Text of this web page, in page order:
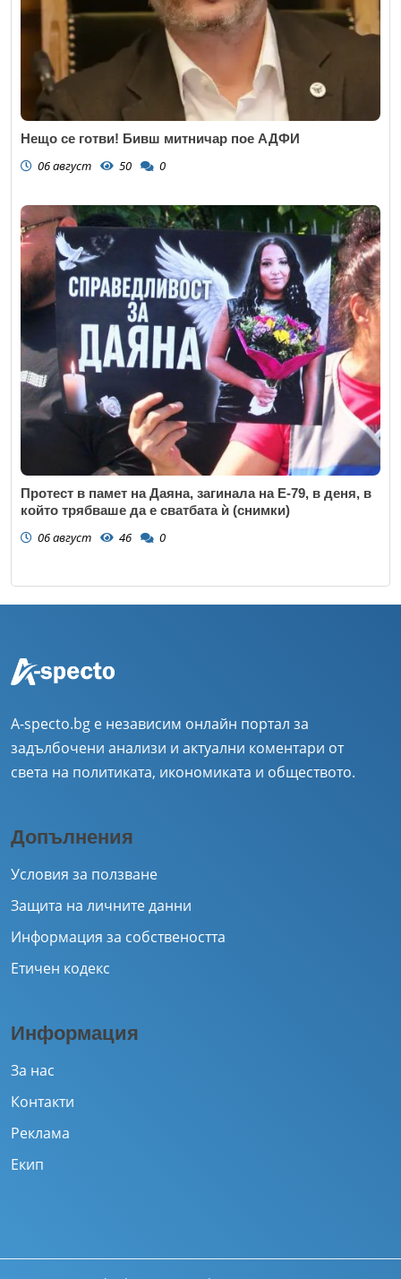
Нещо се готви! Бивш митничар пое АДФИ
06 август 50 0
Протест в памет на Даяна, загинала на Е-79, в деня, в
който трябваше да е сватбата ѝ (снимки)
06 август 46 0
A-specto.bg е независим онлайн портал за
задълбочени анализи и актуални коментари от
света на политиката, икономиката и обществото.
Допълнения
Условия за ползване
Защита на личните данни
Информация за собствеността
Етичен кодекс
Информация
За нас
Контакти
Реклама
Екип